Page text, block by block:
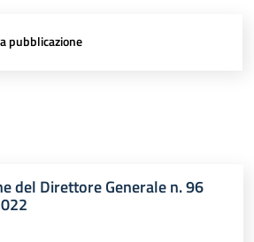
pubblicazione
del Direttore Generale n. 96